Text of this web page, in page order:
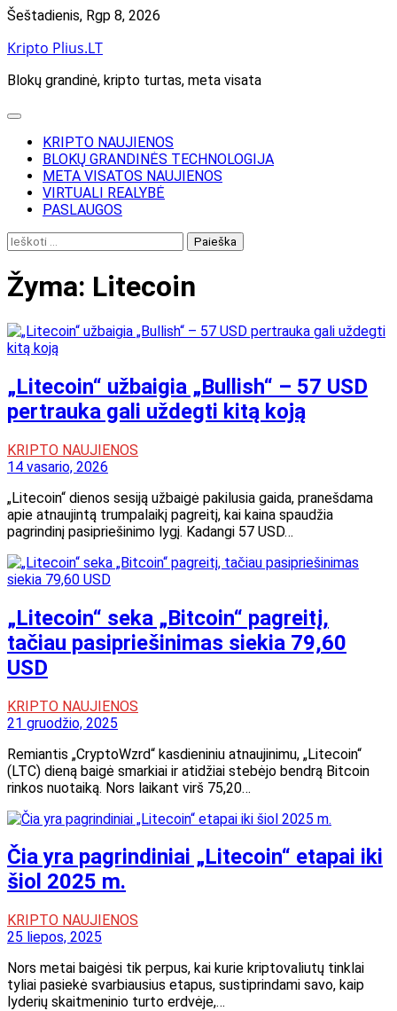
Skip
content
Šeštadienis, Rgp 8, 2026
Kripto Plius.LT
Blokų grandinė, kripto turtas, meta visata
KRIPTO NAUJIENOS
BLOKŲ GRANDINĖS TECHNOLOGIJA
META VISATOS NAUJIENOS
VIRTUALI REALYBĖ
PASLAUGOS
Ieškoti:
Žyma: Litecoin
„Litecoin“ užbaigia „Bullish“ – 57 USD
pertrauka gali uždegti kitą koją
KRIPTO NAUJIENOS
14 vasario, 2026
„Litecoin“ dienos sesiją užbaigė pakilusia gaida, pranešdama
apie atnaujintą trumpalaikį pagreitį, kai kaina spaudžia
pagrindinį pasipriešinimo lygį. Kadangi 57 USD…
„Litecoin“ seka „Bitcoin“ pagreitį,
tačiau pasipriešinimas siekia 79,60
USD
KRIPTO NAUJIENOS
21 gruodžio, 2025
Remiantis „CryptoWzrd“ kasdieniniu atnaujinimu, „Litecoin“
(LTC) dieną baigė smarkiai ir atidžiai stebėjo bendrą Bitcoin
rinkos nuotaiką. Nors laikant virš 75,20…
Čia yra pagrindiniai „Litecoin“ etapai iki
šiol 2025 m.
KRIPTO NAUJIENOS
25 liepos, 2025
Nors metai baigėsi tik perpus, kai kurie kriptovaliutų tinklai
tyliai pasiekė svarbiausius etapus, sustiprindami savo, kaip
lyderių skaitmeninio turto erdvėje,…